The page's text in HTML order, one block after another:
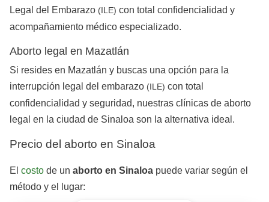
Legal del Embarazo (ILE) con total confidencialidad y
acompañamiento médico especializado.
Aborto legal en Mazatlán
Si resides en Mazatlán y buscas una opción para la
interrupción legal del embarazo (ILE) con total
confidencialidad y seguridad, nuestras clínicas de aborto
legal en la ciudad de Sinaloa son la alternativa ideal.
Precio del aborto en Sinaloa
El costo de un aborto en Sinaloa puede variar según el
método y el lugar: